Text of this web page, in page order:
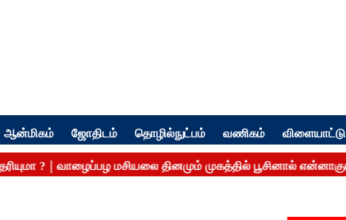
ஆன்மிகம் ஜோதிடம் தொழில்நுட்பம் வணிகம் விளையாட்டு